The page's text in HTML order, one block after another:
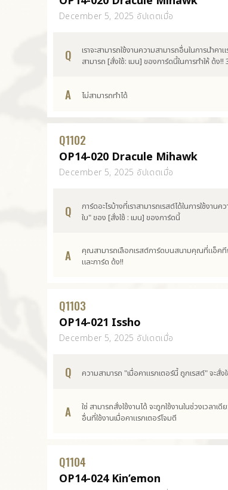
December 5, 2025 อัปเดตเมื่อ
Q
เราจะสามารถใช้งานความสามารถอื่นในการนำค
สามารถ [สั่งใช้: เมน] ของการ์ดนี้ในการทำให้ ด้ง
A ไม่สามารถทำได้
Q1102
OP14-020 Dracule Mihawk
December 5, 2025 อัปเดตเมื่อ
Q
การ์ดอะไรบ้างที่เราสามารถเรสต์ได้ในการใช้งาน
ใบ" ของ [สั่งใช้ : เมน] ของการ์ดนี้
A
คุณสามารถเลือกเรสต์การ์ดบนสนามคุณที่แอ็คที
และการ์ด ด้ง!!
Q1103
OP14-021 Issho
December 5, 2025 อัปเดตเมื่อ
Q ความสามารถ "เมื่อคาแรกเตอร์นี้ ถูกเรสต์" จะสั่ง
A
ใช่ สามารถสั่งใช้งานได้ จะถูกใช้งานในช่วงเวลา
อื่นที่ใช้งานเมื่อคาแรกเตอร์โจมตี
Q1104
OP14-024 Kin’emon